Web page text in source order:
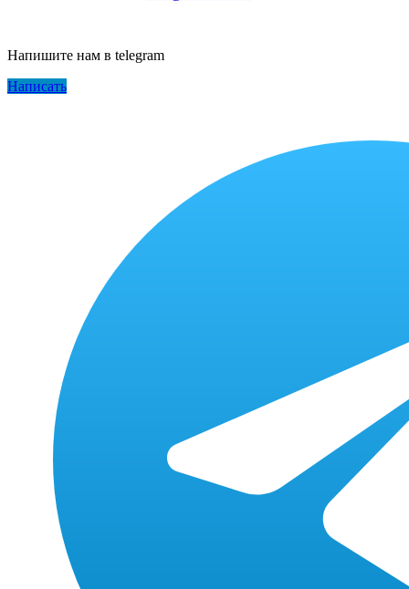
Напишите нам в telegram
Написать